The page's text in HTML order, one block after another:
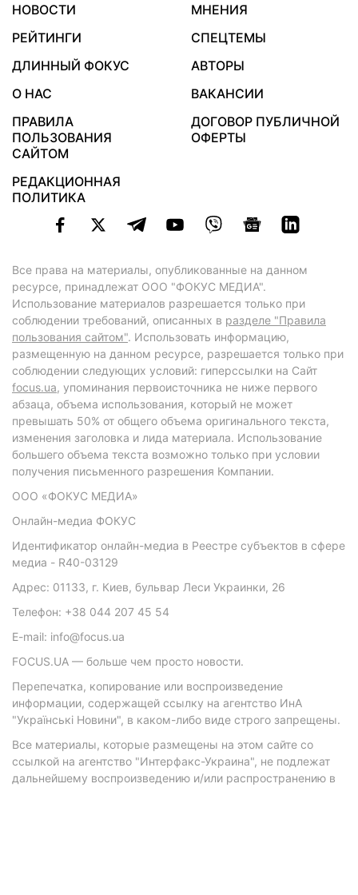
НОВОСТИ
МНЕНИЯ
РЕЙТИНГИ
СПЕЦТЕМЫ
ДЛИННЫЙ ФОКУС
АВТОРЫ
О НАС
ВАКАНСИИ
ПРАВИЛА
ПОЛЬЗОВАНИЯ
САЙТОМ
ДОГОВОР ПУБЛИЧНОЙ
ОФЕРТЫ
РЕДАКЦИОННАЯ
ПОЛИТИКА
Все права на материалы, опубликованные на данном
ресурсе, принадлежат ООО "ФОКУС МЕДИА".
Использование материалов разрешается только при
соблюдении требований, описанных в разделе "Правила
пользования сайтом". Использовать информацию,
размещенную на данном ресурсе, разрешается только при
соблюдении следующих условий: гиперссылки на Сайт
focus.ua, упоминания первоисточника не ниже первого
абзаца, объема использования, который не может
превышать 50% от общего объема оригинального текста,
изменения заголовка и лида материала. Использование
большего объема текста возможно только при условии
получения письменного разрешения Компании.
ООО «ФОКУС МЕДИА»
Онлайн-медиа ФОКУС
Идентификатор онлайн-медиа в Реестре субъектов в сфере
медиа - R40-03129
Адрес: 01133, г. Киев, бульвар Леси Украинки, 26
Телефон: +38 044 207 45 54
E-mail: info@focus.ua
FOCUS.UA — больше чем просто новости.
Перепечатка, копирование или воспроизведение
информации, содержащей ссылку на агентство ИнА
"Українські Новини", в каком-либо виде строго запрещены.
Все материалы, которые размещены на этом сайте со
ссылкой на агентство "Интерфакс-Украина", не подлежат
дальнейшему воспроизведению и/или распространению в